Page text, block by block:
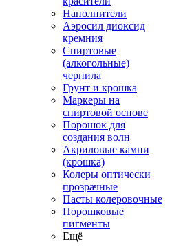
Наполнители
Аэросил диоксид
кремния
Спиртовые
(алкогольные)
чернила
Грунт и крошка
Маркеры на
спиртовой основе
Порошок для
создания волн
Акриловые камни
(крошка)
Колеры оптически
прозрачные
Пасты колеровочные
Порошковые
пигменты
Ещё